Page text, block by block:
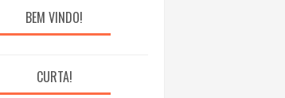
BEM VINDO!
CURTA!